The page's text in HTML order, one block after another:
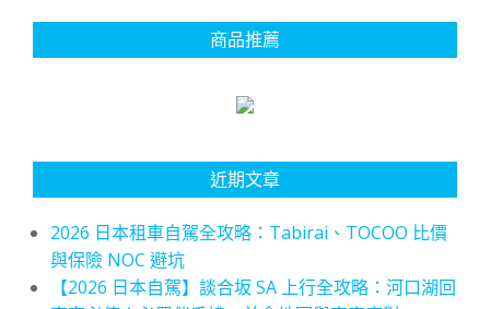
商品推薦
近期文章
2026 日本租車自駕全攻略：Tabirai、TOCOO 比價
與保險 NOC 避坑
【2026 日本自駕】談合坂 SA 上行全攻略：河口湖回